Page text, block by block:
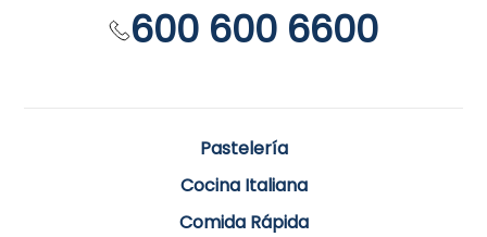
600 600 6600
Pastelería
Cocina Italiana
Comida Rápida